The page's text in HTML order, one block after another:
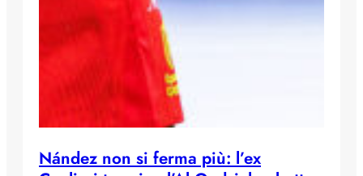
Nández non si ferma più: l’ex